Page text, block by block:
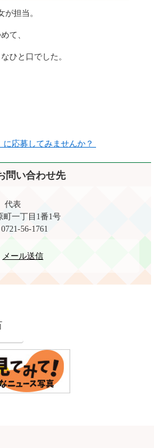
が担当。
て、
ひと口でした。​
応募してみませんか？
問い合わせ先
代表
町一丁目1番1号
56-1761
メール送信